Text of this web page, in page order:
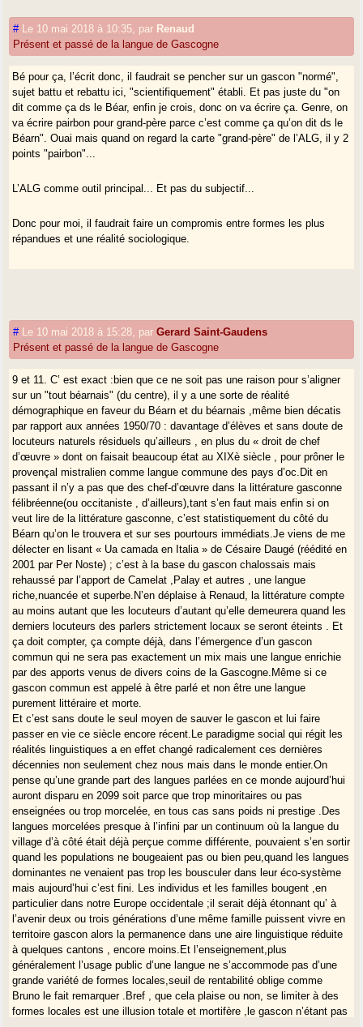
# Le 10 mai 2018 à 10:35 par Renaud
Présent et passé de la langue de Gascogne
Bé pour ça, l’écrit donc, il faudrait se pencher sur un gascon "normé",
sujet battu et rebattu ici, "scientifiquement" établi. Et pas juste du "on
dit comme ça ds le Béar, enfin je crois, donc on va écrire ça. Genre, on
va écrire pairbon pour grand-père parce c’est comme ça qu’on dit ds le
Béarn". Ouai mais quand on regard la carte "grand-père" de l’ALG, il y 2
points "pairbon"...
L’ALG comme outil principal... Et pas du subjectif...
Donc pour moi, il faudrait faire un compromis entre formes les plus
répandues et une réalité sociologique.
# Le 10 mai 2018 à 15:28 parGerard Saint-Gaudens
Présent et passé de la langue de Gascogne
9 et 11. C’ est exact :bien que ce ne soit pas une raison pour s’aligner
sur un "tout béarnais" (du centre), il y a une sorte de réalité
démographique en faveur du Béarn et du béarnais ,même bien décatis
par rapport aux années 1950/70 : davantage d’élèves et sans doute de
locuteurs naturels résiduels qu’ailleurs , en plus du « droit de chef
d’œuvre » dont on faisait beaucoup état au XIXè siècle , pour prôner le
provençal mistralien comme langue commune des pays d’oc.Dit en
passant il n’y a pas que des chef-d’œuvre dans la littérature gasconne
félibréenne(ou occitaniste , d’ailleurs),tant s’en faut mais enfin si on
veut lire de la littérature gasconne, c’est statistiquement du côté du
Béarn qu’on le trouvera et sur ses pourtours immédiats.Je viens de me
délecter en lisant « Ua camada en Italia » de Césaire Daugé (réédité en
2001 par Per Noste) ; c’est à la base du gascon chalossais mais
rehaussé par l’apport de Camelat ,Palay et autres , une langue
riche,nuancée et superbe.N’en déplaise à Renaud, la littérature compte
au moins autant que les locuteurs d’autant qu’elle demeurera quand les
derniers locuteurs des parlers strictement locaux se seront éteints . Et
ça doit compter, ça compte déjà, dans l’émergence d’un gascon
commun qui ne sera pas exactement un mix mais une langue enrichie
par des apports venus de divers coins de la Gascogne.Même si ce
gascon commun est appelé à être parlé et non être une langue
purement littéraire et morte.
Et c’est sans doute le seul moyen de sauver le gascon et lui faire
passer en vie ce siècle encore récent.Le paradigme social qui régit les
réalités linguistiques a en effet changé radicalement ces dernières
décennies non seulement chez nous mais dans le monde entier.On
pense qu’une grande part des langues parlées en ce monde aujourd’hui
auront disparu en 2099 soit parce que trop minoritaires ou pas
enseignées ou trop morcelée, en tous cas sans poids ni prestige .Des
langues morcelées presque à l’infini par un continuum où la langue du
village d’à côté était déjà perçue comme différente, pouvaient s’en sortir
quand les populations ne bougeaient pas ou bien peu,quand les langues
dominantes ne venaient pas trop les bousculer dans leur éco-système
mais aujourd’hui c’est fini. Les individus et les familles bougent ,en
particulier dans notre Europe occidentale ;il serait déjà étonnant qu’ à
l’avenir deux ou trois générations d’une même famille puissent vivre en
territoire gascon alors la permanence dans une aire linguistique réduite
à quelques cantons , encore moins.Et l’enseignement,plus
généralement l’usage public d’une langue ne s’accommode pas d’une
grande variété de formes locales,seuil de rentabilité oblige comme
Bruno le fait remarquer .Bref , que cela plaise ou non, se limiter à des
formes locales est une illusion totale et mortifère ,le gascon n’étant pas